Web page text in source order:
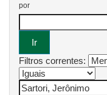
por
Filtros correntes: